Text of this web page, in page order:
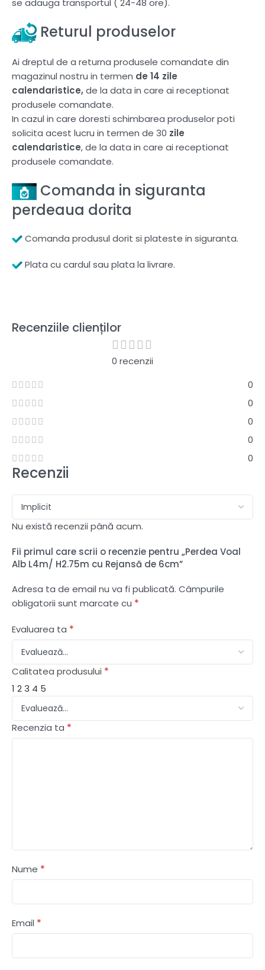
se adauga transportul ( 24-48 ore).
Returul produselor
Ai dreptul de a returna produsele comandate din
magazinul nostru in termen de 14 zile
calendaristice,de la data in care ai receptionat
produsele comandate.
In cazul in care doresti schimbarea produselor poti
solicita acest lucru in termen de 30 zile
calendaristice, de la data in care ai receptionat
produsele comandate.
Comanda in siguranta
perdeaua dorita
Comanda produsul dorit si plateste in siguranta.
Plata cu cardul sau plata la livrare.
Recenziile clienților
0 recenzii
0
0
0
0
0
Recenzii
Nu există recenzii până acum.
Fii primul care scrii o recenzie pentru „Perdea Voal
Alb L4m/ H2.75m cu Rejansă de 6cm”
Adresa ta de email nu va fi publicată. Câmpurile
obligatorii sunt marcate cu *
Evaluarea ta *
Calitatea produsului *
1 23 4 5
Recenzia ta *
Nume *
Email *